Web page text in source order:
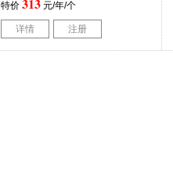
特价
元/年/个
详情 注册